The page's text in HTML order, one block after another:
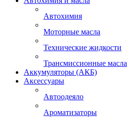
Автохимия
Моторные масла
Технические жидкости
Трансмиссионные масла
Аккумуляторы (АКБ)
Аксессуары
Автоодеяло
Ароматизаторы